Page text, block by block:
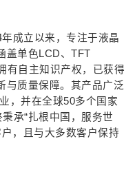
成立以来，专注于液晶
盖单色LCD、TFT
有自主知识产权，已获得
与质量保障。其产品广泛
，并在全球50多个国家
承“扎根中国，服务世
，且与大多数客户保持